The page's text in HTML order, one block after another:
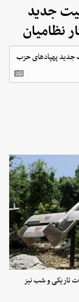
جدید
نظامیان
جدید پهپادهای حزب
تاریکی و شب نیز